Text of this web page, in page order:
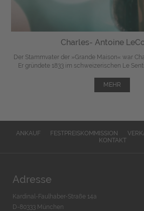
Charles- Antoine
Der Stammvater der »Grande Maison« war
Er gründete 1833 im schweizerischen Le
MEHR
ANKAUF FESTPREISKOMMISSION
KONTAKT
Adresse
Kardinal-Faulhaber-Straße 14a
D-80333 München